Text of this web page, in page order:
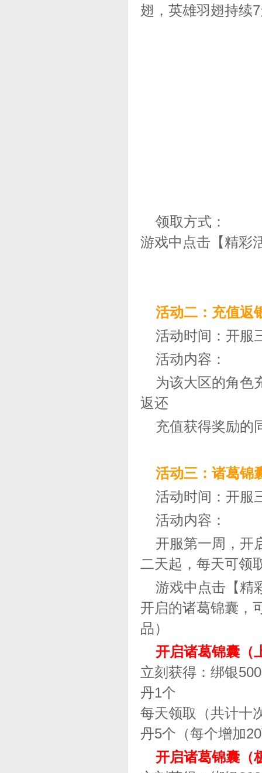
翅，英雄羽翅持续
领取方式：
游戏中点击【精彩
活动二：充值返
活动时间：开服
活动内容：
为该大区的角色
返还
充值获得奖励的
活动三：诸葛锦
活动时间：开服
活动内容：
开服第一周，开
二天起，每天可领
游戏中点击【精
开启的诸葛锦囊，
品）
开启诸葛锦囊（
立刻获得：绑银
丹1个
每天领取（共计十
丹5个（每个增加
开启诸葛锦囊（